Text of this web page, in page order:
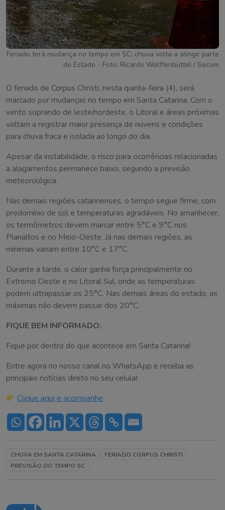
Feriado terá mudança no tempo em SC; chuva volta a atingir parte
do Estado - Foto: Ricardo Wolffenbüttel / Secom
O feriado de Corpus Christi, nesta quinta-feira (4), será
marcado por mudanças no tempo em Santa Catarina. Com o
vento soprando de leste/nordeste, o Litoral e áreas próximas
voltam a registrar maior presença de nuvens e condições
para chuva fraca e isolada ao longo do dia.
Apesar da instabilidade, o risco para ocorrências relacionadas
a alagamentos permanece baixo, segundo a previsão
meteorológica.
Nas demais regiões catarinenses, o tempo segue firme, com
predomínio de sol e temperaturas agradáveis. No amanhecer,
os termômetros devem marcar entre 5°C e 9°C nos
Planaltos e no Meio-Oeste. Já nas demais regiões, as
mínimas variam entre 10°C e 17°C.
Durante a tarde, o calor ganha força principalmente no
Extremo Oeste e no Litoral Sul, onde as temperaturas
podem ultrapassar os 25°C. Nas demais áreas do estado, as
máximas não devem passar dos 20°C.
FIQUE BEM INFORMADO:
Fique por dentro do que acontece em Santa Catarina!
Entre agora no nosso canal no WhatsApp e receba as
principais notícias direto no seu celular.
Clique aqui e acompanhe
CHUVA EM SANTA CATARINA
FERIADO CORPUS CHRISTI
PREVISÃO DO TEMPO SC